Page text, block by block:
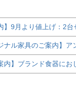
】9月より値上げ：2
ナル家具のご案内】
内】ブランド食器に